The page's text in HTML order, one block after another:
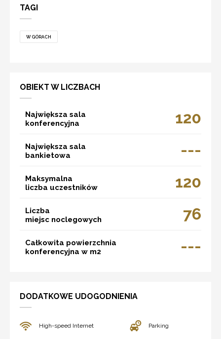
TAGI
W GÓRACH
OBIEKT W LICZBACH
Największa sala
konferencyjna
120
Największa sala
bankietowa
---
Maksymalna
liczba uczestników
120
Liczba
miejsc noclegowych
76
Całkowita powierzchnia
konferencyjna w m2
---
DODATKOWE UDOGODNIENIA
High-speed Internet Parking